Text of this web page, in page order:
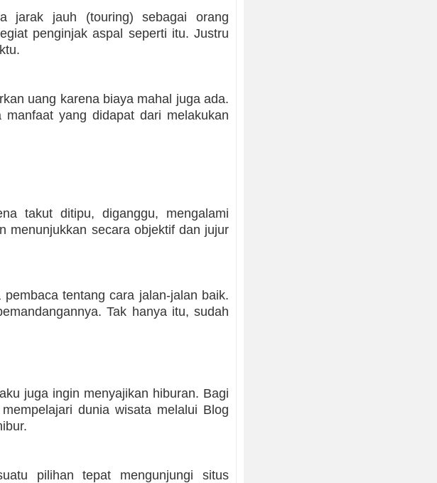
jarak jauh (touring) sebagai orang
penginjak aspal seperti itu. Justru
uang karena biaya mahal juga ada.
yang didapat dari melakukan
takut ditipu, diganggu, mengalami
menunjukkan secara objektif dan jujur
tentang cara jalan-jalan baik.
Tak hanya itu, sudah
juga ingin menyajikan hiburan. Bagi
dunia wisata melalui Blog
pilihan tepat mengunjungi situs